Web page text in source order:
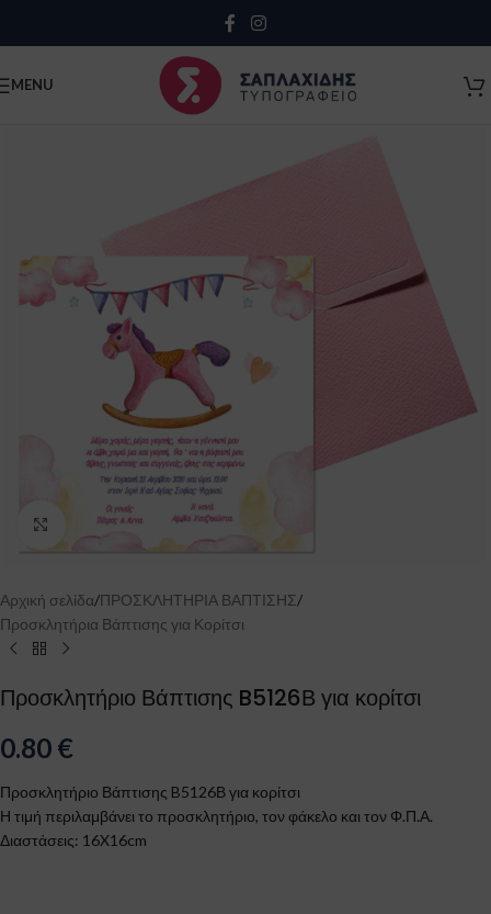
MENU
Click to enlarge
Αρχική σελίδα/ΠΡΟΣΚΛΗΤΗΡΙΑ ΒΑΠΤΙΣΗΣ/
Προσκλητήρια Βάπτισης για Κορίτσι
Προσκλητήριο Βάπτισης B5126Β για κορίτσι
0.80 €
Προσκλητήριο Βάπτισης B5126Β για κορίτσι
Η τιμή περιλαμβάνει το προσκλητήριο, τον φάκελο και τον Φ.Π.Α.
Διαστάσεις: 16X16cm